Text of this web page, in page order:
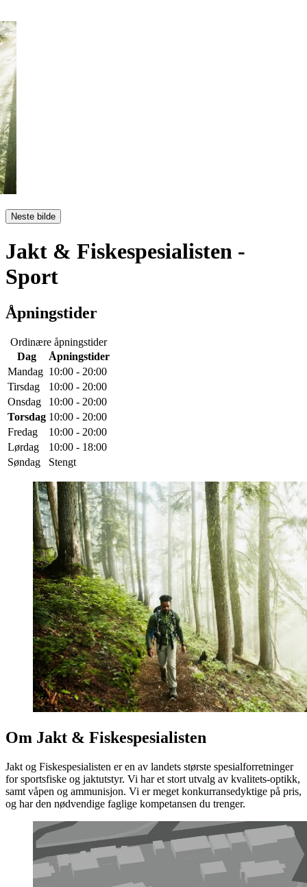
Neste bilde
Jakt & Fiskespesialisten -
Sport
Åpningstider
Ordinære åpningstider
Dag
Åpningstider
Mandag 10:00 - 20:00
Tirsdag
10:00 - 20:00
Onsdag
10:00 - 20:00
Torsdag 10:00 - 20:00
Fredag
10:00 - 20:00
Lørdag
10:00 - 18:00
Søndag
Stengt
Om Jakt & Fiskespesialisten
Jakt og Fiskespesialisten er en av landets største spesialforretninger
for sportsfiske og jaktutstyr. Vi har et stort utvalg av kvalitets-optikk,
samt våpen og ammunisjon. Vi er meget konkurransedyktige på pris,
og har den nødvendige faglige kompetansen du trenger.